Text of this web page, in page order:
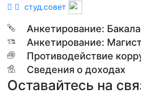
студ.совет
Анкетирование:
Анкетирование:
Противодействие
Сведения о доходах
Оставайтесь на